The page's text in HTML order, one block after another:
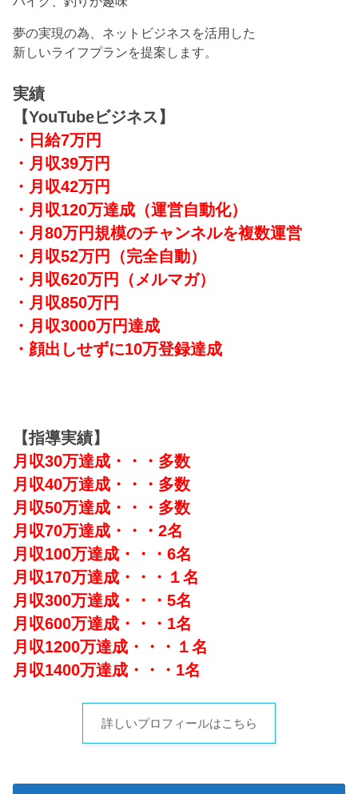
夢の実現の為、ネットビジネスを活用した
新しいライフプランを提案します。
実績
【YouTubeビジネス】
・日給7万円
・月収39万円
・月収42万円
・月収120万達成 （運営自動化）
・月80万円規模のチャンネルを複数運営
・月収52万円（完全自動）
・月収620万円（メルマガ）
・月収850万円
・月収3000万円達成
・顔出しせずに10万登録達成
【指導実績】
月収30万達成・・・多数
月収40万達成・・・多数
月収50万達成・・・多数
月収70万達成・・・2名
月収100万達成・・・6名
月収170万達成・・・１名
月収300万達成・・・5名
月収600万達成・・・1名
月収1200万達成・・・１名
月収1400万達成・・・1名
詳しいプロフィールはこちら